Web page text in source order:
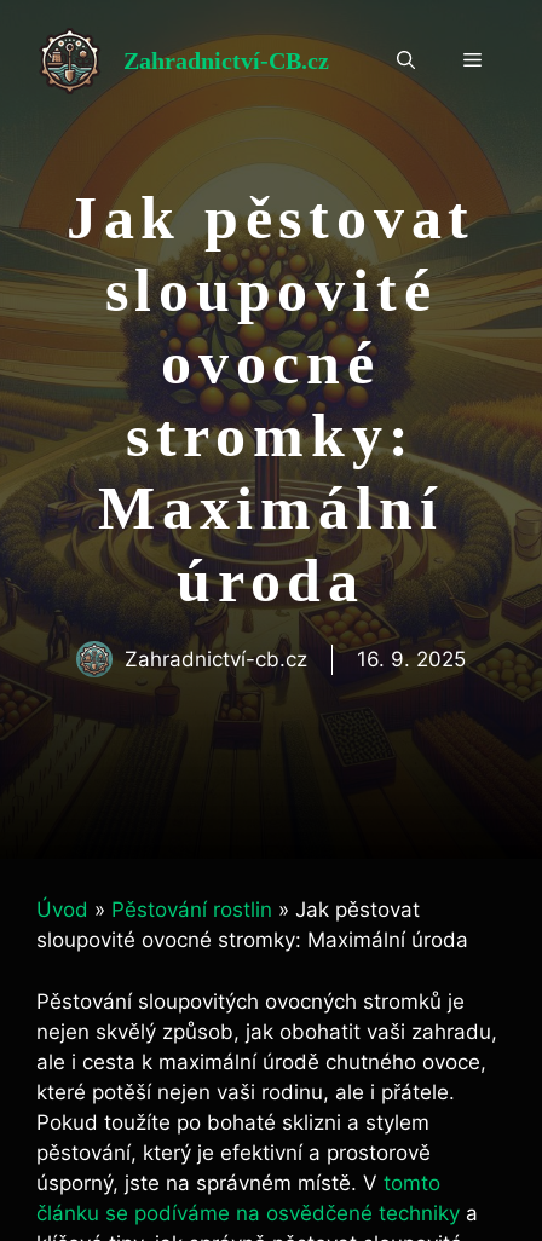
obsah
Zahradnictví-CB.cz Menu
Jak pěstovat
sloupovité
ovocné
stromky:
Maximální
úroda
Zahradnictví-cb.cz 16. 9. 2025
Úvod » Pěstování rostlin » Jak pěstovat
sloupovité ovocné stromky: Maximální úroda
Pěstování sloupovitých ovocných stromků je
nejen skvělý způsob, jak obohatit vaši zahradu,
ale i cesta k maximální úrodě chutného ovoce,
které potěší nejen vaši rodinu, ale i přátele.
Pokud toužíte po bohaté sklizni a stylem
pěstování, který je efektivní a prostorově
úsporný, jste na správném místě. V tomto
článku se podíváme na osvědčené techniky a